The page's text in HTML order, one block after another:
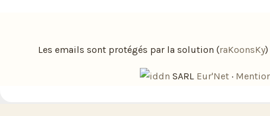
Les emails sont protégés par la solution (raKoonsKy)
SARL Eur'Net ·